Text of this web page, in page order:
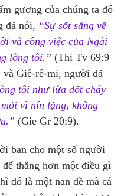
gương của chúng ta đó
đã nói, “Sự sốt sắng về
và công việc của Ngài
lòng tôi.” (Thi Tv 69:9
Giê-rê-mi, người đã
tôi như lửa đốt cháy
vì nín lặng, không
(Gie Gr 20:9).
ban cho một số người
để thắng hơn một điều gì
đó là một nan đề mà cá